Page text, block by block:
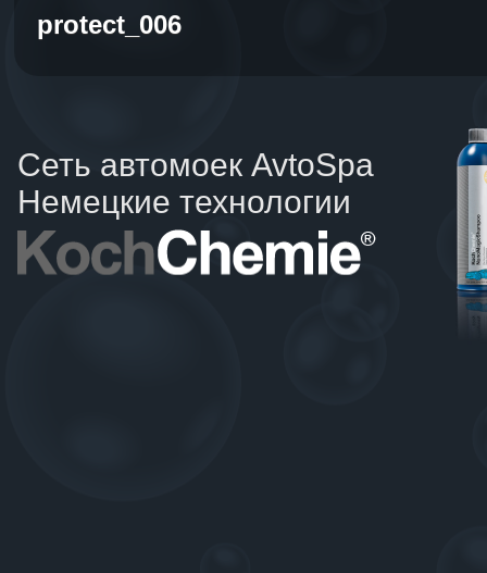
protect_006
Сеть автомоек AvtoSpa
Немецкие технологии